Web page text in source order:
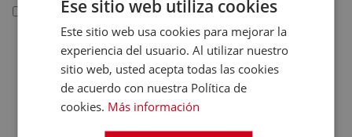
Electrónica
Electrónica
Accesorios Electrónica
Domótica
Consolas
Juegos de Consolas
Ese sitio web utiliza cookies
Este sitio web usa cookies para mejorar la
experiencia del usuario. Al utilizar nuestro
sitio web, usted acepta todas las cookies
de acuerdo con nuestra Política de
cookies. Más información